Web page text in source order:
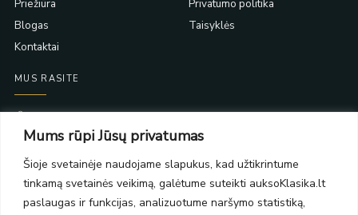
Mums rūpi Jūsų privatumas
Šioje svetainėje naudojame slapukus, kad užtikrintume
tinkamą svetainės veikimą, galėtume suteikti auksoKlasika.lt
paslaugas ir funkcijas, analizuotume naršymo statistiką,
Priežiūra
Blogas
Kontaktai
Privatumo politika
Taisyklės
MUS RASITE
PC Molas, Klaipėda
PC BIG 2, Klaipėda
Šilutės pl. 35
PC Banginis, Klaipėda